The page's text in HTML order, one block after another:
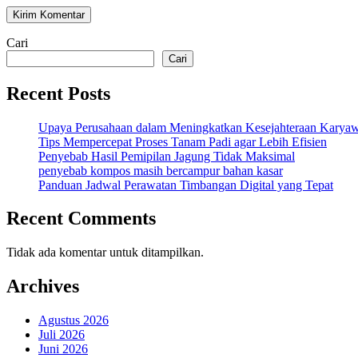
Cari
Cari
Recent Posts
Upaya Perusahaan dalam Meningkatkan Kesejahteraan
Tips Mempercepat Proses Tanam Padi agar Lebih Efisien
Penyebab Hasil Pemipilan Jagung Tidak Maksimal
penyebab kompos masih bercampur bahan kasar
Panduan Jadwal Perawatan Timbangan Digital yang Tepat
Recent Comments
Tidak ada komentar untuk ditampilkan.
Archives
Agustus 2026
Juli 2026
Juni 2026